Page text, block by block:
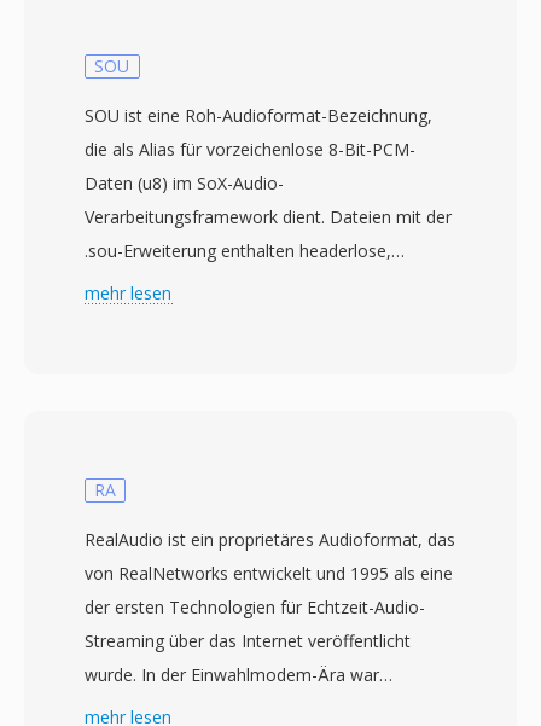
SOU
SOU ist eine Roh-Audioformat-Bezeichnung,
die als Alias für vorzeichenlose 8-Bit-PCM-
Daten (u8) im SoX-Audio-
Verarbeitungsframework dient. Dateien mit der
.sou-Erweiterung enthalten headerlose,
unkomprimierte Audiosamples, gespeichert als
und Kanalanzahl extern angegeben werden. Die
8000 Hz, obwohl die Daten jede Rate
Aufnahmehardware unterstützte. Die u8-
Kodierung, für die SOU als Alias dient, ist eine
mehr lesen
RA
RealAudio ist ein proprietäres Audioformat, das
von RealNetworks entwickelt und 1995 als eine
der ersten Technologien für Echtzeit-Audio-
Streaming über das Internet veröffentlicht
wurde. In der Einwahlmodem-Ära war
RealAudio wirklich revolutionär — es
mehr lesen